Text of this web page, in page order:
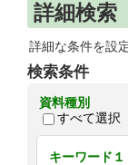
詳細検索
詳細な条件を設
検索条件
資料種別
すべて選択
キーワード１